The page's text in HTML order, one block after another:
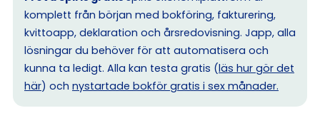
komplett från början med bokföring, fakturering,
kvittoapp, deklaration och årsredovisning. Japp, alla
lösningar du behöver för att automatisera och
kunna ta ledigt. Alla kan testa gratis (läs hur gör det
här) och nystartade bokför gratis i sex månader.